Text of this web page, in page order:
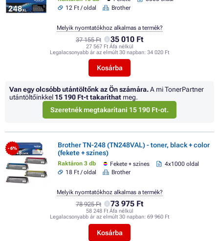
12 Ft / oldal
Brother
37 155 Ft 35 010 Ft
27 567 Ft Áfa nélkül
Legalacsonyabb ár az elmúlt 30 napban: 34 020 Ft
Kosárba
Melyik nyomtatókhoz alkalmas a termék?
Van egy olcsóbb utántöltőnk az Ön számára.A mi TonerPartner
utántöltőinkkel 15 190 Ft-t takaríthat meg.
Szeretnék megtakarítani 15 190 Ft-ot.
- 6%
Brother TN-248 (TN248VAL) - toner, black + color
(fekete + színes)
Raktáron 3 db Fekete + színes
4x1000 oldal
18 Ft / oldal
Brother
78 925 Ft 73 975 Ft
58 248 Ft Áfa nélkül
Legalacsonyabb ár az elmúlt 30 napban: 69 960 Ft
Kosárba
Melyik nyomtatókhoz alkalmas a termék?